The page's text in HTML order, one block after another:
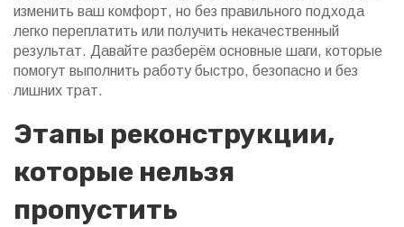
изменить ваш комфорт, но без правильного подхода
легко переплатить или получить некачественный
результат. Давайте разберём основные шаги, которые
помогут выполнить работу быстро, безопасно и без
лишних трат.
Этапы реконструкции,
которые нельзя
пропустить